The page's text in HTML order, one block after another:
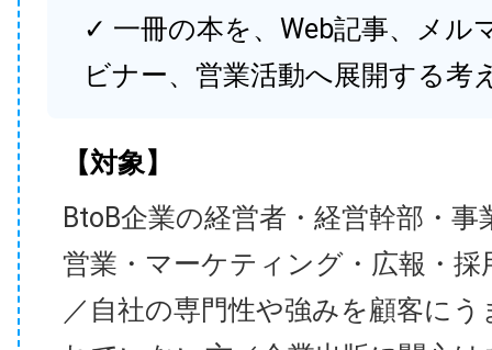
✓ 一冊の本を、Web記事、メル
ビナー、営業活動へ展開する考
【対象】
BtoB企業の経営者・経営幹部・事
営業・マーケティング・広報・採
／自社の専門性や強みを顧客に